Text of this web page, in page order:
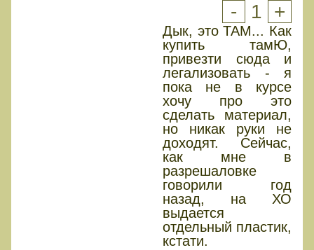
- 1 +
Дык, это ТАМ... Как
купить тамЮ,
привезти сюда и
легализовать - я
пока не в курсе
хочу про это
сделать материал,
но никак руки не
доходят. Сейчас,
как мне в
разрешаловке
говорили год
назад, на ХО
выдается
отдельный пластик,
кстати.